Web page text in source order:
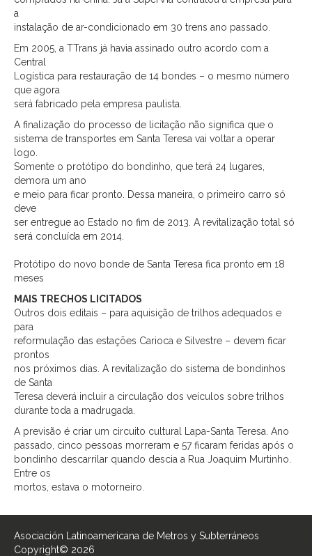
a
instalação de ar-condicionado em 30 trens ano passado.
Em 2005, a TTrans já havia assinado outro acordo com a
Central
Logística para restauração de 14 bondes – o mesmo número
que agora
será fabricado pela empresa paulista.
A finalização do processo de licitação não significa que o
sistema de transportes em Santa Teresa vai voltar a operar
logo.
Somente o protótipo do bondinho, que terá 24 lugares,
demora um ano
e meio para ficar pronto. Dessa maneira, o primeiro carro só
deve
ser entregue ao Estado no fim de 2013. A revitalização total só
será concluída em 2014.
Protótipo do novo bonde de Santa Teresa fica pronto em 18
meses
MAIS TRECHOS LICITADOS
Outros dois editais – para aquisição de trilhos adequados e
para
reformulação das estações Carioca e Silvestre – devem ficar
prontos
nos próximos dias. A revitalização do sistema de bondinhos
de Santa
Teresa deverá incluir a circulação dos veículos sobre trilhos
durante toda a madrugada.
A previsão é criar um circuito cultural Lapa-Santa Teresa. Ano
passado, cinco pessoas morreram e 57 ficaram feridas após o
bondinho descarrilar quando descia a Rua Joaquim Murtinho.
Entre os
mortos, estava o motorneiro.
Asociación Latinoamericana de Metros y Subterráneos
Copyright© 2026